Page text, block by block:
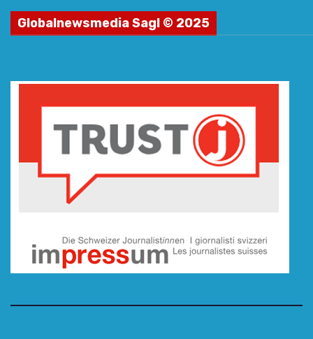
Globalnewsmedia Sagl © 2025